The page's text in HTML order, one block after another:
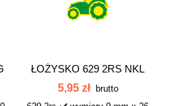
ŁOŻYSKO 629 2RS NKL
5,95 zł brutto